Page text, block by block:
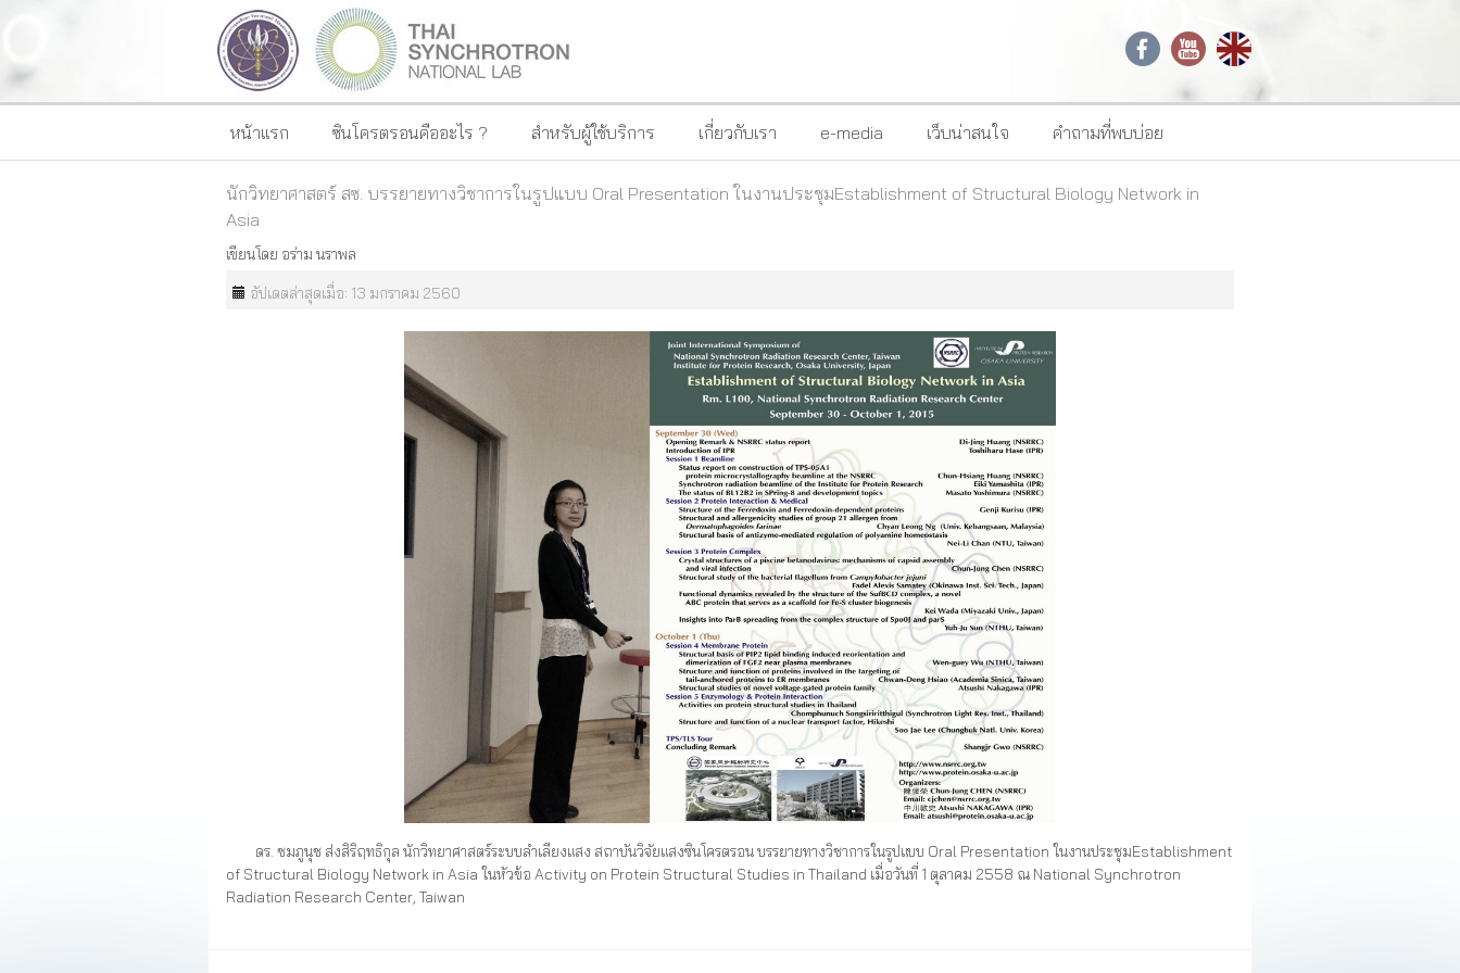
หน้าแรก ซินโครตรอนคืออะไร ? สำหรับผู้ใช้บริการ เกี่ยวกับเรา e-media เว็บน่าสนใจ คำถามที่พบบ่อย
นักวิทยาศาสตร์ สซ. บรรยายทางวิชาการในรูปแบบ Oral Presentation ในงานประชุมEstablishment of Structural Biology Network in
Asia
เขียนโดย อร่าม นราพล
อัปเดตล่าสุดเมื่อ: 13 มกราคม 2560
ดร. ชมภูนุช ส่งสิริฤทธิกุล นักวิทยาศาสตร์ระบบลำเลียงแสง สถาบันวิจัยแสงซินโครตรอน บรรยายทางวิชาการในรูปแบบ Oral Presentation ในงานประชุมEstablishment
of Structural Biology Network in Asia ในหัวข้อ Activity on Protein Structural Studies in Thailand เมื่อวันที่ 1 ตุลาคม 2558 ณ National Synchrotron
Radiation Research Center, Taiwan